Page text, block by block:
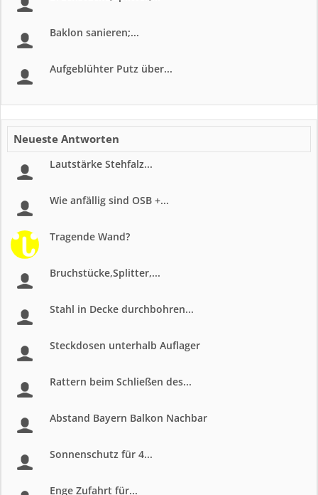
Baklon sanieren;...
Aufgeblühter Putz über...
Neueste Antworten
Lautstärke Stehfalz...
Wie anfällig sind OSB +...
Tragende Wand?
Bruchstücke,Splitter,...
Stahl in Decke durchbohren...
Steckdosen unterhalb Auflager
Rattern beim Schließen des...
Abstand Bayern Balkon Nachbar
Sonnenschutz für 4...
Enge Zufahrt für...